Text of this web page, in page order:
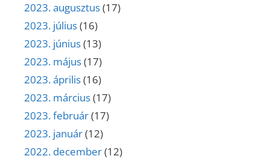
2023. augusztus(17)
2023. július(16)
2023. június(13)
2023. május(17)
2023. április(16)
2023. március(17)
2023. február(17)
2023. január(12)
2022. december(12)